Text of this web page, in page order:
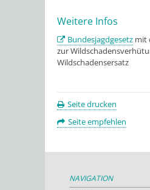
Weitere Infos
Bundesjagdgesetz mit
zur
Wildschadensersatz
Seite drucken
Seite empfehlen
NAVIGATION